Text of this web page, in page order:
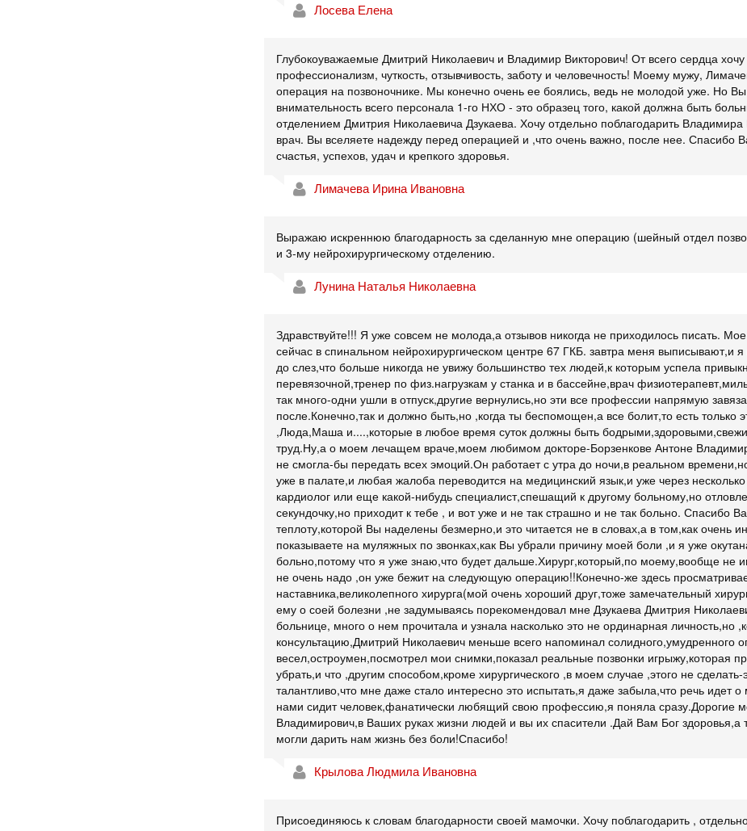
Лосева Елена
Глубокоуважаемые Дмитрий Николаевич и Владимир Викторович! От всего сердца хочу
профессионализм, чуткость, отзывчивость, заботу и человечность! Моему мужу,
операция на позвоночнике. Мы конечно очень ее боялись, ведь не молодой уже. Но
внимательность всего персонала 1-го НХО - это образец того, какой должна быть
отделением Дмитрия Николаевича Дзукаева. Хочу отдельно поблагодарить
врач. Вы вселяете надежду перед операцией и ,что очень важно, после нее. Спасибо
счастья, успехов, удач и крепкого здоровья.
Лимачева Ирина Ивановна
Выражаю искреннюю благодарность за сделанную мне операцию (шейный отдел
и 3-му нейрохирургическому отделению.
Лунина Наталья Николаевна
Здравствуйте!!! Я уже совсем не молода,а отзывов никогда не приходилось писать.
сейчас в спинальном нейрохирургическом центре 67 ГКБ. завтра меня выписывают,и я
до слез,что больше никогда не увижу большинство тех людей,к которым успела
перевязочной,тренер по физ.нагрузкам у станка и в бассейне,врач
так много-одни ушли в отпуск,другие вернулись,но эти все профессии напрямую
после.Конечно,так и должно быть,но ,когда ты беспомощен,а все болит,то есть только
,Люда,Маша и....,которые в любое время суток должны быть
труд.Ну,а о моем лечащем враче,моем любимом докторе-Борзенкове Антоне
не смогла-бы передать всех эмоций.Он работает с утра до ночи,в реальном
уже в палате,и любая жалоба переводится на медицинский язык,и уже через
кардиолог или еще какой-нибудь специалист,спешащий к другому больному,но
секундочку,но приходит к тебе , и вот уже и не так страшно и не так больно. Спасибо
теплоту,которой Вы наделены безмерно,и это читается не в словах,а в том,как очень
показываете на муляжных по звонках,как Вы убрали причину моей боли ,и я уже
больно,потому что я уже знаю,что будет дальше.Хирург,который,по моему,вообще не
не очень надо ,он уже бежит на следующую операцию!!Конечно-же здесь
наставника,великолепного хирурга(мой очень хороший друг,тоже замечательный
ему о соей болезни ,не задумываясь порекомендовал мне Дзукаева Дмитрия
больнице, много о нем прочитала и узнала насколько это не ординарная
консультацию,Дмитрий Николаевич меньше всего напоминал солидного,умудренного
весел,остроумен,посмотрел мои снимки,показал реальные позвонки игрыжу,которая
убрать,и что ,другим способом,кроме хирургического ,в моем случае ,этого не
талантливо,что мне даже стало интересно это испытать,я даже забыла,что речь идет
нами сидит человек,фанатически любящий свою профессию,я поняла сразу.Дорогие
Владимирович,в Ваших руках жизни людей и вы их спасители .Дай Вам Бог
могли дарить нам жизнь без боли!Спасибо!
Крылова Людмила Ивановна
Присоединяюсь к словам благодарности своей мамочки. Хочу поблагодарить ,